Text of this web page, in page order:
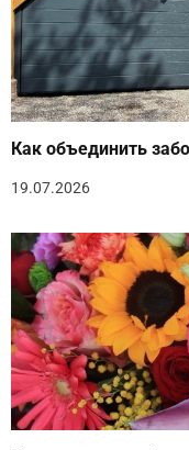
Как объединить
19.07.2026